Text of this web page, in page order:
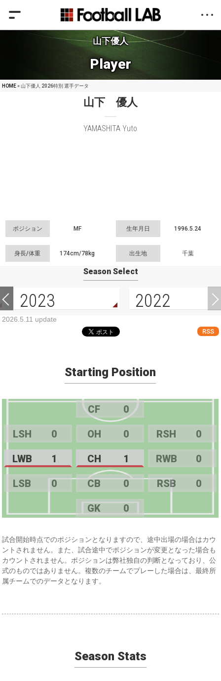
山下優人
Player
HOME» 山下優人 2026特別 選手データ
山下 優人
YAMASHITA Yuto
ポジション MF 生年月日 1996.5.24
身長/体重 174cm/78kg 出生地 千葉
Season Select
2023 2022
2026.5.11 update
RSS
Starting Position
CF 0
LSH 0 OH 0 RSH 0
LWB 1 CH 1 RWB 0
LSB 0 CB 0 RSB 0
GK 0
試合開始時点でのポジションとなりますので、途中出場の場合はカウ
ントされません。また、試合途中でポジションが変更となった場合も
カウントされません。ポジションは弊社独自の判断となっており、公
式のものではありません。複数のチームでプレーした場合は、最終所
属チームでのデータとなります。
Season Stats